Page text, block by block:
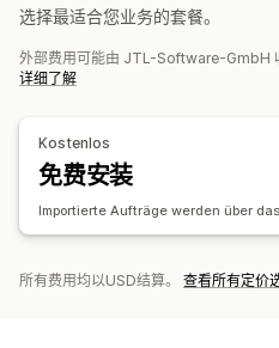
选择最适合您业务的套餐。
外部费用可能由 JTL-Software-GmbH
详细了解
Kostenlos
免费安装
Importierte Aufträge werden über
所有费用均以USD结算。 查看所有定价